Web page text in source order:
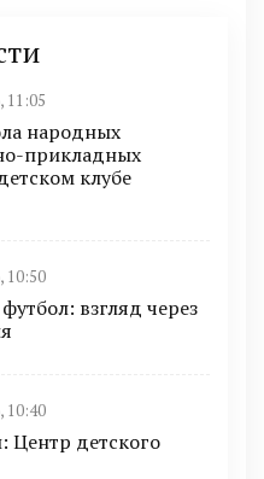
11:05
народных
прикладных
клубе
10:50
взгляд через
10:40
Центр детского